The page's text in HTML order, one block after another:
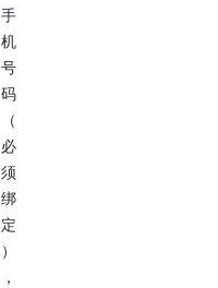
手
机
号
码
（
必
须
绑
定
）
，